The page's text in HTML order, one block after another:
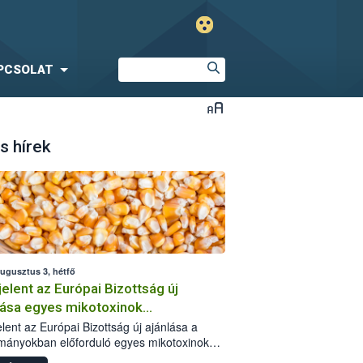
hírek
3, hétfő
az Európai Bizottság új
egyes mikotoxinok
való jelenlétéről
az Európai Bizottság új ajánlása a
előforduló egyes mikotoxinokkal
A dokumentum 2027-től új